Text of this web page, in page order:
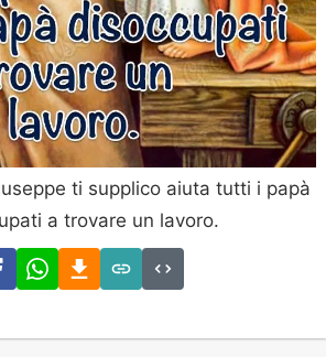
ti supplico aiuta tutti i papà
a trovare un lavoro.